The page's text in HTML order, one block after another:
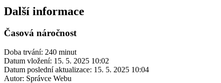
Další informace
Časová náročnost
Doba trvání: 240 minut
Datum vložení: 15. 5. 2025 10:02
Datum poslední aktualizace: 15. 5. 2025 10:04
Autor: Správce Webu